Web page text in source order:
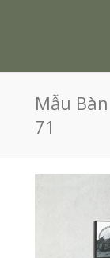
Mẫu
71